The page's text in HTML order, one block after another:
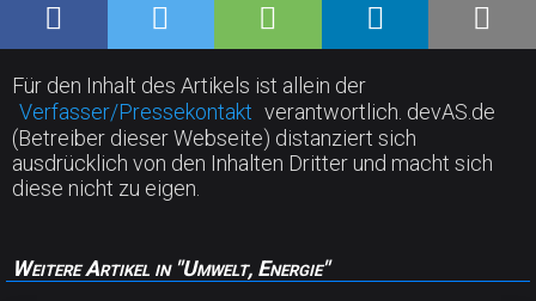
Für den Inhalt des Artikels ist allein der
Verfasser/Pressekontakt verantwortlich. devAS.de
(Betreiber dieser Webseite) distanziert sich
ausdrücklich von den Inhalten Dritter und macht sich
diese nicht zu eigen.
Weitere Artikel in "Umwelt, Energie"